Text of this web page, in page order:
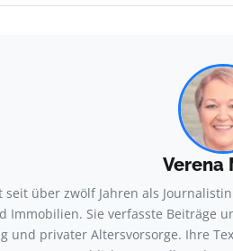
Verena
seit über zwölf Jahren als
Immobilien. Sie verfasste Beiträge
und privater Altersvorsorge. Ihre